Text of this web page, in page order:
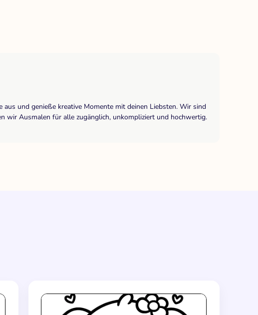
und genieße kreative Momente mit deinen Liebsten. Wir sind
wir Ausmalen für alle zugänglich, unkompliziert und hochwertig.